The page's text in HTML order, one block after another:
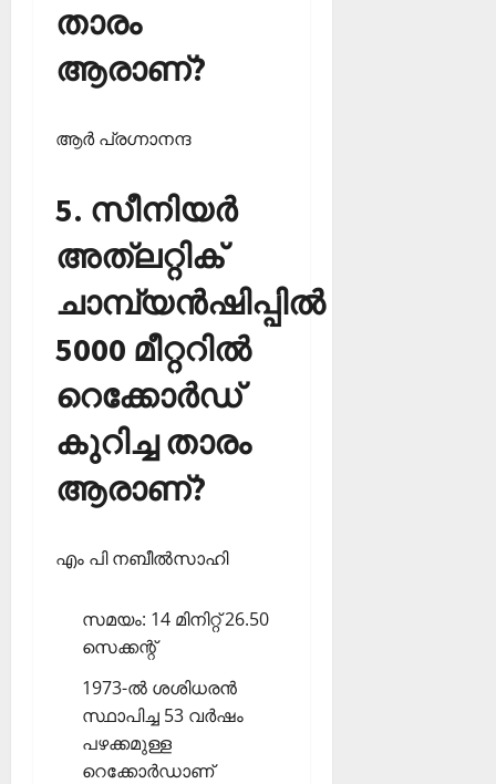
താരം
ആരാണ്?
ആര്‍ പ്രഗ്നാനന്ദ
5. സീനിയര്‍
അത്‌ലറ്റിക്
ചാമ്പ്യന്‍ഷിപ്പില്‍
5000 മീറ്ററില്‍
റെക്കോര്‍ഡ്
കുറിച്ച താരം
ആരാണ്?
എം പി നബീല്‍സാഹി
സമയം: 14 മിനിറ്റ് 26.50
സെക്കന്റ്
1973-ല്‍ ശശിധരന്‍
സ്ഥാപിച്ച 53 വര്‍ഷം
പഴക്കമുള്ള
റെക്കോര്‍ഡാണ്